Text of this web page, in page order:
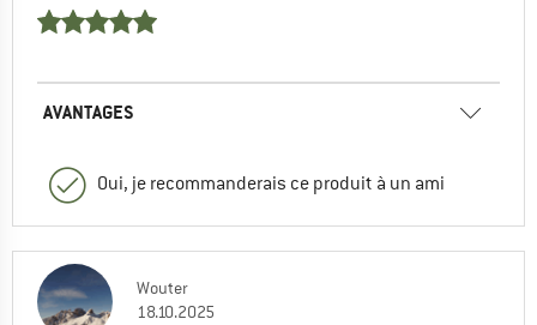
AVANTAGES
Oui, je recommanderais ce produit à un ami
Wouter
18.10.2025